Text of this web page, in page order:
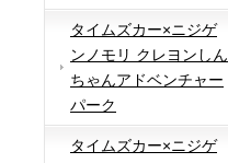
タイムズカー×ニジゲ
ンノモリ クレヨンしん
ちゃんアドベンチャー
パーク
タイムズカー×ニジゲ